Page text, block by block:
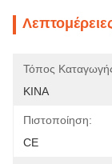
Τόπος
ΚΙΝΑ
Πιστοποίηση:
CE